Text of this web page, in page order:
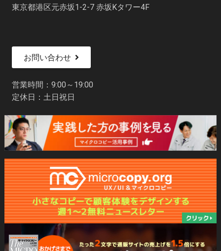
東京都港区元赤坂1-2-7 赤坂Kタワー4F
お問い合わせ
営業時間：9:00～19:00
定休日：土日祝日